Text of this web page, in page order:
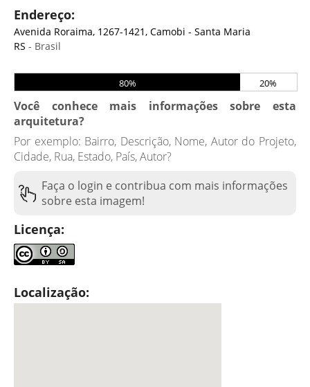
Endereço:
Avenida Roraima, 1267-1421, Camobi - Santa Maria
RS - Brasil
80% 20%
Você conhece mais informações sobre esta
arquitetura?
Por exemplo: Bairro, Descrição, Nome, Autor do Projeto,
Cidade, Rua, Estado, País, Autor?
Faça o login e contribua com mais informações
sobre esta imagem!
Licença:
Localização: